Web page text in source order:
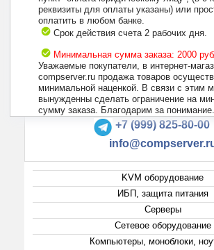
реквизиты для оплаты указаны) или
оплатить в любом банке.
Срок действия счета 2 рабочих дня.
Минимальная сумма заказа: 2000
Уважаемые покупатели, в интернет-
compserver.ru продажа товаров
минимальной наценкой. В связи с этим
вынужденны сделать ограничение на
сумму заказа. Благодарим за понимание.
+7 (495) 223-13-47
+7 (999) 825-80-00
KVM оборудование
ИБП, защита питания
Серверы
Сетевое оборудование
Компьютеры, моноблоки,